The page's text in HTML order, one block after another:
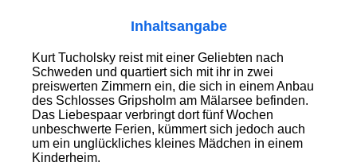
Inhaltsangabe
Kurt Tucholsky reist mit einer Geliebten nach
Schweden und quartiert sich mit ihr in zwei
preiswerten Zimmern ein, die sich in einem Anbau
des Schlosses Gripsholm am Mälarsee befinden.
Das Liebespaar verbringt dort fünf Wochen
unbeschwerte Ferien, kümmert sich jedoch auch
um ein unglückliches kleines Mädchen in einem
Kinderheim.